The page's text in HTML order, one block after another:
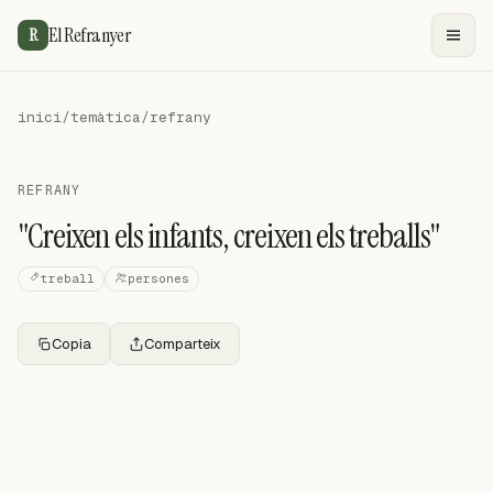
R El Refranyer
inici/temàtica/refrany
REFRANY
"Creixen els infants, creixen els treballs"
treball persones
Copia Comparteix